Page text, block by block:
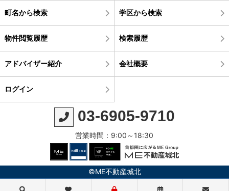
町名から検索 学区から検索
物件閲覧履歴 検索履歴
アドバイザー紹介 会社概要
ログイン
03-6905-9710
営業時間：9:00～18:30
©ME不動産城北